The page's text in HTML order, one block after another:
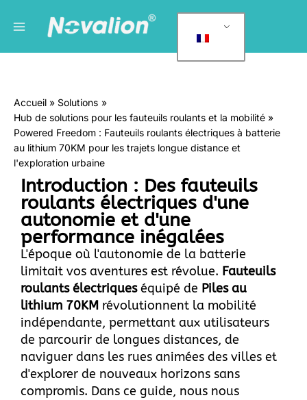
principal
a
o
r
e
Accueil
Solutions
Hub de solutions pour les fauteuils roulants et la mobilité
Powered Freedom : Fauteuils roulants électriques à batterie
au lithium 70KM pour les trajets longue distance et
l'exploration urbaine
Introduction : Des fauteuils
roulants électriques d'une
autonomie et d'une
performance inégalées
L'époque où l'autonomie de la batterie
limitait vos aventures est révolue. Fauteuils
roulants électriqueséquipé de Piles au
lithium 70KM révolutionnent la mobilité
indépendante, permettant aux utilisateurs
de parcourir de longues distances, de
naviguer dans les rues animées des villes et
d'explorer de nouveaux horizons sans
compromis. Dans ce guide, nous nous